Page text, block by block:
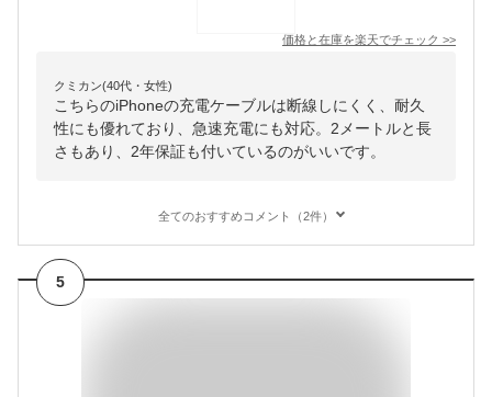
価格と在庫を楽天でチェック >>
クミカン(40代・女性)
こちらのiPhoneの充電ケーブルは断線しにくく、耐久
性にも優れており、急速充電にも対応。2メートルと長
さもあり、2年保証も付いているのがいいです。
全てのおすすめコメント（2件）
5